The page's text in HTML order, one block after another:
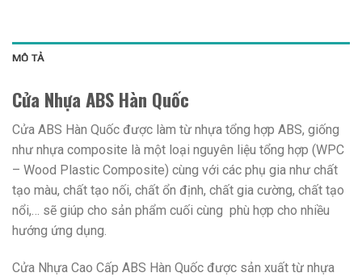
MÔ TẢ
Cửa Nhựa ABS Hàn Quốc
Cửa ABS Hàn Quốc được làm từ nhựa tổng hợp ABS, giống
như nhựa composite là một loại nguyên liệu tổng hợp (WPC
– Wood Plastic Composite) cùng với các phụ gia như chất
tạo màu, chất tạo nối, chất ổn định, chất gia cường, chất tạo
nổi,… sẽ giúp cho sản phẩm cuối cùng phù hợp cho nhiều
hướng ứng dụng.
Cửa Nhựa Cao Cấp ABS Hàn Quốc được sản xuất từ nhựa